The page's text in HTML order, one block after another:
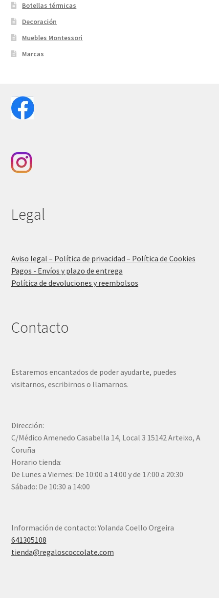
Botellas térmicas
Decoración
Muebles Montessori
Marcas
Legal
Aviso legal – Política de privacidad – Política de Cookies
Pagos - Envíos y plazo de entrega
Política de devoluciones y reembolsos
Contacto
Estaremos encantados de poder ayudarte, puedes
visitarnos, escribirnos o llamarnos.
Dirección:
C/Médico Amenedo Casabella 14, Local 3 15142 Arteixo, A
Coruña
Horario tienda:
De Lunes a Viernes: De 10:00 a 14:00 y de 17:00 a 20:30
Sábado: De 10:30 a 14:00
Información de contacto: Yolanda Coello Orgeira
641305108
tienda@regaloscoccolate.com